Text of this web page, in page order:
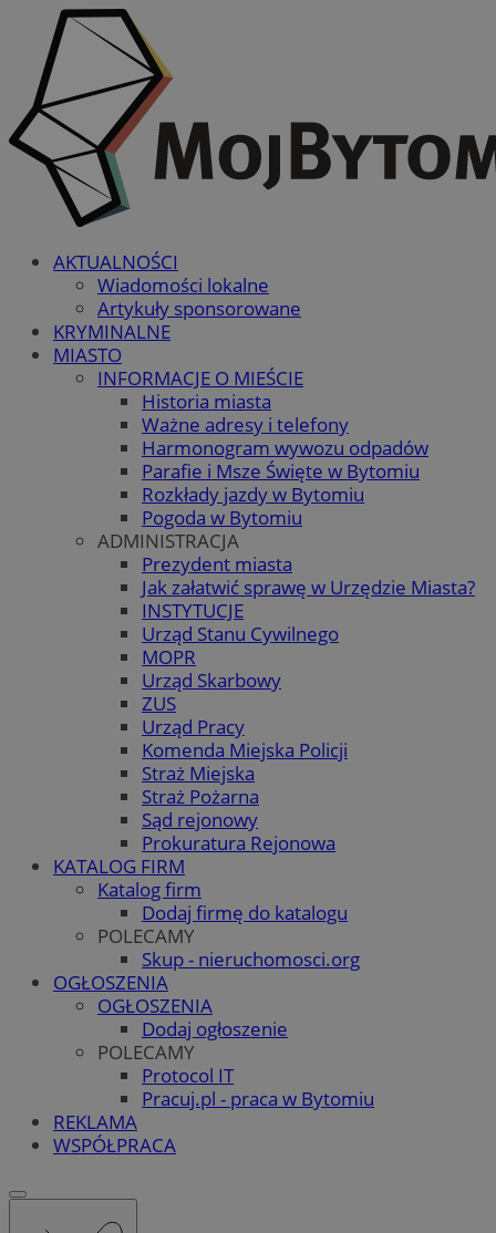
AKTUALNOŚCI
Wiadomości lokalne
Artykuły sponsorowane
KRYMINALNE
MIASTO
INFORMACJE O MIEŚCIE
Historia miasta
Ważne adresy i telefony
Harmonogram wywozu odpadów
Parafie i Msze Święte w Bytomiu
Rozkłady jazdy w Bytomiu
Pogoda w Bytomiu
ADMINISTRACJA
Prezydent miasta
Jak załatwić sprawę w Urzędzie Miasta?
INSTYTUCJE
Urząd Stanu Cywilnego
MOPR
Urząd Skarbowy
ZUS
Urząd Pracy
Komenda Miejska Policji
Straż Miejska
Straż Pożarna
Sąd rejonowy
Prokuratura Rejonowa
KATALOG FIRM
Katalog firm
Dodaj firmę do katalogu
POLECAMY
Skup - nieruchomosci.org
OGŁOSZENIA
OGŁOSZENIA
Dodaj ogłoszenie
POLECAMY
Protocol IT
Pracuj.pl - praca w Bytomiu
REKLAMA
WSPÓŁPRACA